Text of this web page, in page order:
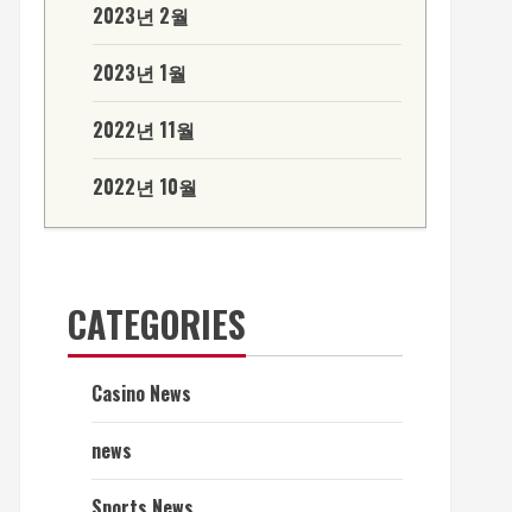
2023년 2월
2023년 1월
2022년 11월
2022년 10월
CATEGORIES
Casino News
news